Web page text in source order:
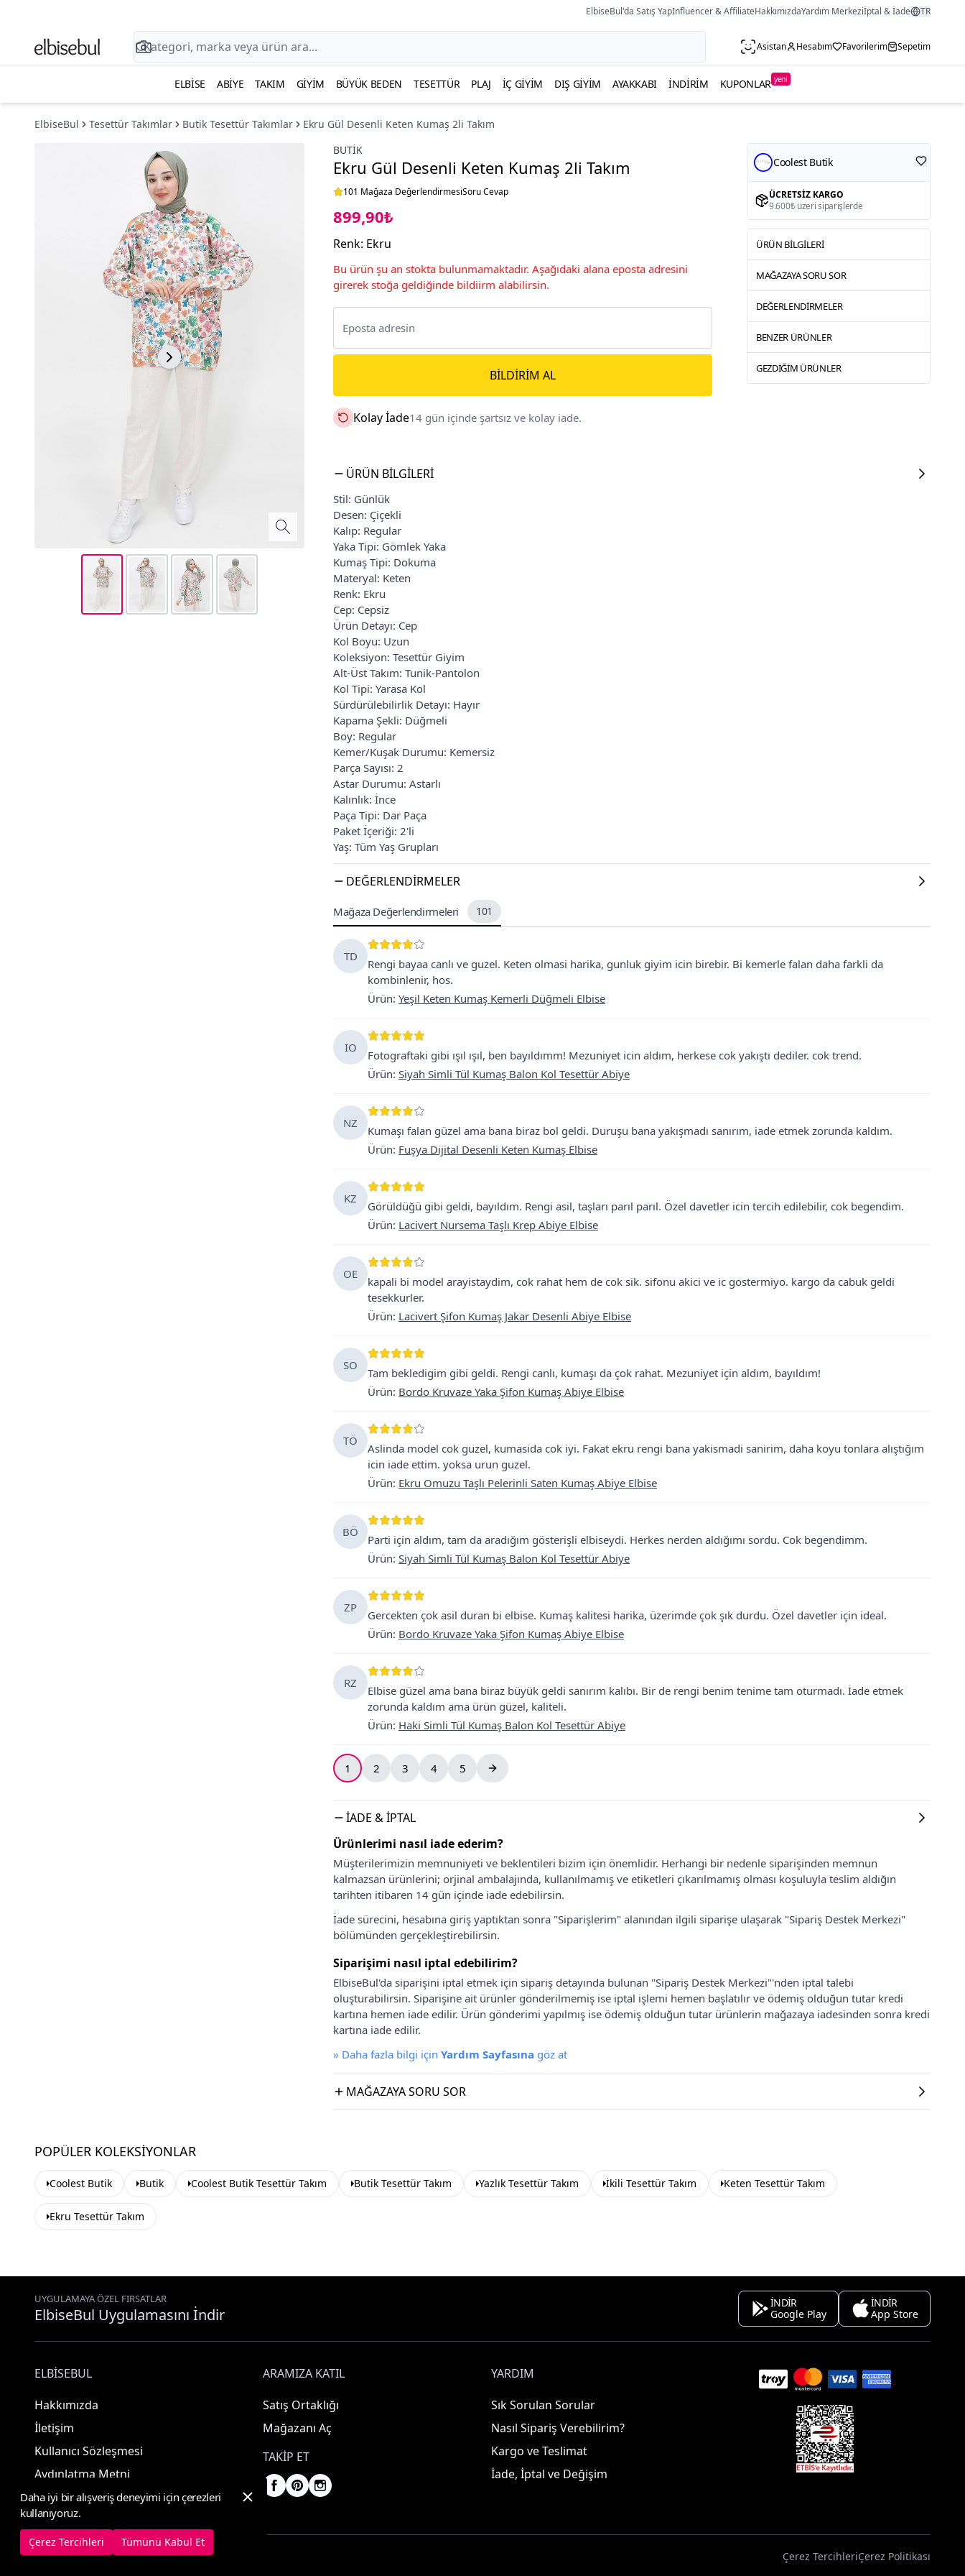
ElbiseBul'da Satış YapInfluencer & AffiliateHakkımızdaYardım Merkeziİptal & İade TR
Asistan Hesabım Favorilerim Sepetim
ELBISE ABIYE TAKIM GIYIM BÜYÜK BEDEN TESETTÜR PLAJ İÇ GIYIM DIŞ GIYIM AYAKKABI İNDIRIM KUPONLAR yeni
ElbiseBul Tesettür Takımlar Butik Tesettür Takımlar
Ekru Gül Desenli Keten Kumaş 2li Takım
BUTIK
Ekru Gül Desenli Keten Kumaş 2li Takım
101 Mağaza DeğerlendirmesiSoru Cevap
899,90₺
Renk: Ekru
Bu ürün şu an stokta bulunmamaktadır. Aşağıdaki alana eposta adresini
girerek stoğa geldiğinde bildiirm alabilirsin.
BILDIRIM AL
Kolay İade14 gün içinde şartsız ve kolay iade.
Coolest Butik
ÜCRETSIZ KARGO
9.600₺ üzeri siparişlerde
ÜRÜN BILGILERI
MAĞAZAYA SORU SOR
DEĞERLENDIRMELER
BENZER ÜRÜNLER
GEZDIĞIM ÜRÜNLER
ÜRÜN BILGILERI
Stil: Günlük
Desen: Çiçekli
Kalıp: Regular
Yaka Tipi: Gömlek Yaka
Kumaş Tipi: Dokuma
Materyal: Keten
Renk: Ekru
Cep: Cepsiz
Ürün Detayı: Cep
Kol Boyu: Uzun
Koleksiyon: Tesettür Giyim
Alt-Üst Takım: Tunik-Pantolon
Kol Tipi: Yarasa Kol
Sürdürülebilirlik Detayı: Hayır
Kapama Şekli: Düğmeli
Boy: Regular
Kemer/Kuşak Durumu: Kemersiz
Parça Sayısı: 2
Astar Durumu: Astarlı
Kalınlık: İnce
Paça Tipi: Dar Paça
Paket İçeriği: 2'li
Yaş: Tüm Yaş Grupları
DEĞERLENDIRMELER
Mağaza Değerlendirmeleri 101
TD
Rengi bayaa canlı ve guzel. Keten olmasi harika, gunluk giyim icin birebir. Bi kemerle falan daha farkli da
kombinlenir, hos.
Ürün: Yeşil Keten Kumaş Kemerli Düğmeli Elbise
IO
Fotograftaki gibi ışıl ışıl, ben bayıldımm! Mezuniyet icin aldım, herkese cok yakıştı dediler. cok trend.
Ürün: Siyah Simli Tül Kumaş Balon Kol Tesettür Abiye
NZ
Kumaşı falan güzel ama bana biraz bol geldi. Duruşu bana yakışmadı sanırım, iade etmek zorunda kaldım.
Ürün: Fuşya Dijital Desenli Keten Kumaş Elbise
KZ
Görüldüğü gibi geldi, bayıldım. Rengi asil, taşları parıl parıl. Özel davetler icin tercih edilebilir, cok begendim.
Ürün: Lacivert Nursema Taşlı Krep Abiye Elbise
OE
kapali bi model arayistaydim, cok rahat hem de cok sik. sifonu akici ve ic gostermiyo. kargo da cabuk geldi
tesekkurler.
Ürün: Lacivert Şifon Kumaş Jakar Desenli Abiye Elbise
SO
Tam bekledigim gibi geldi. Rengi canlı, kumaşı da çok rahat. Mezuniyet için aldım, bayıldım!
Ürün: Bordo Kruvaze Yaka Şifon Kumaş Abiye Elbise
TÖ
Aslinda model cok guzel, kumasida cok iyi. Fakat ekru rengi bana yakismadi sanirim, daha koyu tonlara alıştığım
icin iade ettim. yoksa urun guzel.
Ürün: Ekru Omuzu Taşlı Pelerinli Saten Kumaş Abiye Elbise
BÖ
Parti için aldım, tam da aradığım gösterişli elbiseydi. Herkes nerden aldığımı sordu. Cok begendimm.
Ürün: Siyah Simli Tül Kumaş Balon Kol Tesettür Abiye
ZP
Gercekten çok asil duran bi elbise. Kumaş kalitesi harika, üzerimde çok şık durdu. Özel davetler için ideal.
Ürün: Bordo Kruvaze Yaka Şifon Kumaş Abiye Elbise
RZ
Elbise güzel ama bana biraz büyük geldi sanırım kalıbı. Bir de rengi benim tenime tam oturmadı. İade etmek
zorunda kaldım ama ürün güzel, kaliteli.
Ürün: Haki Simli Tül Kumaş Balon Kol Tesettür Abiye
1 2 3 4 5
İADE & İPTAL
Ürünlerimi nasıl iade ederim?
Müşterilerimizin memnuniyeti ve beklentileri bizim için önemlidir. Herhangi bir nedenle siparişinden memnun
kalmazsan ürünlerini; orjinal ambalajında, kullanılmamış ve etiketleri çıkarılmamış olması koşuluyla teslim aldığın
tarihten itibaren 14 gün içinde iade edebilirsin.
İade sürecini, hesabına giriş yaptıktan sonra "Siparişlerim" alanından ilgili siparişe ulaşarak "Sipariş Destek Merkezi"
bölümünden gerçekleştirebilirsin.
Siparişimi nasıl iptal edebilirim?
ElbiseBul'da siparişini iptal etmek için sipariş detayında bulunan "Sipariş Destek Merkezi"'nden iptal talebi
oluşturabilirsin. Siparişine ait ürünler gönderilmemiş ise iptal işlemi hemen başlatılır ve ödemiş olduğun tutar kredi
kartına hemen iade edilir. Ürün gönderimi yapılmış ise ödemiş olduğun tutar ürünlerin mağazaya iadesinden sonra kredi
kartına iade edilir.
» Daha fazla bilgi için Yardım Sayfasına göz at
MAĞAZAYA SORU SOR
POPÜLER KOLEKSIYONLAR
Coolest Butik Butik Coolest Butik Tesettür Takım Butik Tesettür Takım Yazlık Tesettür Takım İkili Tesettür Takım Keten Tesettür Takım
Ekru Tesettür Takım
UYGULAMAYA ÖZEL FIRSATLAR
ElbiseBul Uygulamasını İndir
İNDİR
Google Play
İNDİR
App Store
ELBISEBUL
Hakkımızda
İletişim
Kullanıcı Sözleşmesi
Aydınlatma Metni
ARAMIZA KATIL
Satış Ortaklığı
Mağazanı Aç
TAKIP ET
YARDIM
Sık Sorulan Sorular
Nasıl Sipariş Verebilirim?
Kargo ve Teslimat
İade, İptal ve Değişim
© 2025 ElbiseBul -Her Hakkı Saklıdır Çerez TercihleriÇerez Politikası
Daha iyi bir alışveriş deneyimi için çerezleri
kullanıyoruz.
Çerez Tercihleri Tümünü Kabul Et